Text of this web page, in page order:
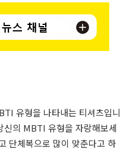
유형을 나타내는 티셔츠입니
의 MBTI 유형을 자랑해보세
단체복으로 많이 맞춘다고 하